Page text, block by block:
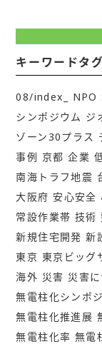
キーワードタグ
08/index_ NPO
シンポジウム ジ
ゾーン30プラス
事例 京都 企業
南海トラフ地震
大阪府 安心安全
常設作業帯 技術
新規住宅開発 新
東京 東京ビッグ
海外 災害 災害
無電柱化シンポ
無電柱化推進展
無電柱化率 無電